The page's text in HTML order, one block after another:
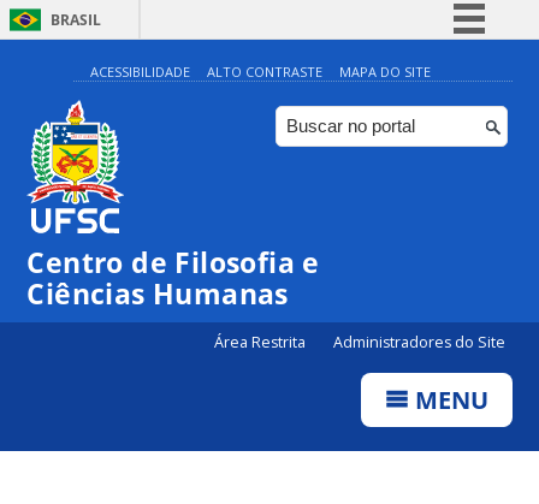
BRASIL
Simplifique!
Comunica BR
Participe
ACESSIBILIDADE ALTO CONTRASTE MAPA DO SITE
Centro de Filosofia e
Ciências Humanas
Área Restrita Administradores do Site
MENU